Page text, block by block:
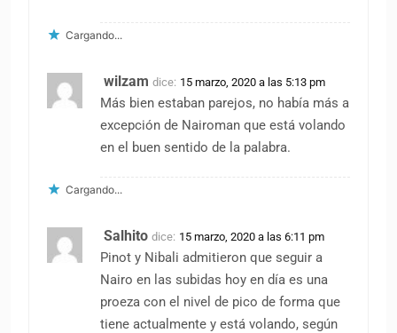
Cargando...
wilzam dice: 15 marzo, 2020 a las 5:13 pm
Más bien estaban parejos, no había más a
excepción de Nairoman que está volando
en el buen sentido de la palabra.
Cargando...
Salhito dice: 15 marzo, 2020 a las 6:11 pm
Pinot y Nibali admitieron que seguir a
Nairo en las subidas hoy en día es una
proeza con el nivel de pico de forma que
tiene actualmente y está volando, según